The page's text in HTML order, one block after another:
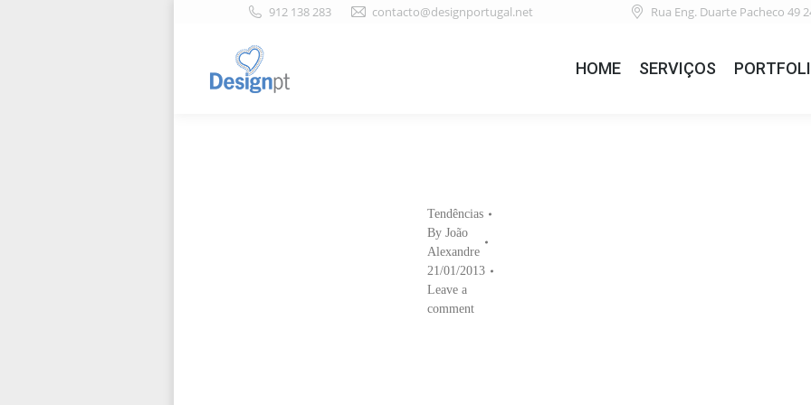
912 138 283 contacto@designportugal.net Rua Eng. Duarte Pacheco 49
HOME SERVIÇOS
Tendências
By João
Alexandre
21/01/2013
Leave a
comment